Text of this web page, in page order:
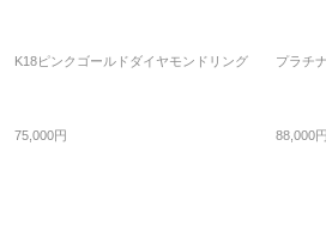
K18ピンクゴールドダイヤモンドリング
75,000円
プラチ
88,000円